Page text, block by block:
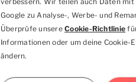
Google zu Analyse-, Werbe- und
Überprüfe unsereCookie-Richtlinie
Informationen oder um deine Cookie-
ändern.
TShirtStudio.de TShirtStudio.fr